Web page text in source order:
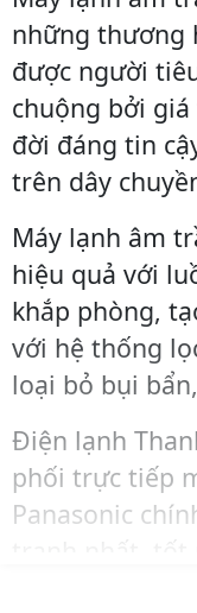
những thương
được người
chuộng bởi
đời đáng tin
trên dây
Máy lạnh âm
hiệu quả với
khắp phòng,
với hệ thống
loại bỏ bụi
Điện lạnh
phối trực tiếp
Panasonic